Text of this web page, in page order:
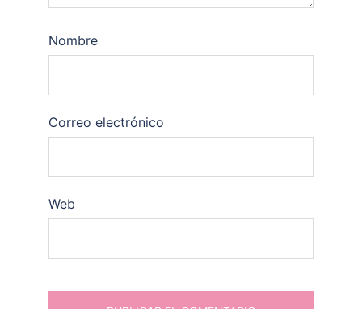
Nombre
Correo electrónico
Web